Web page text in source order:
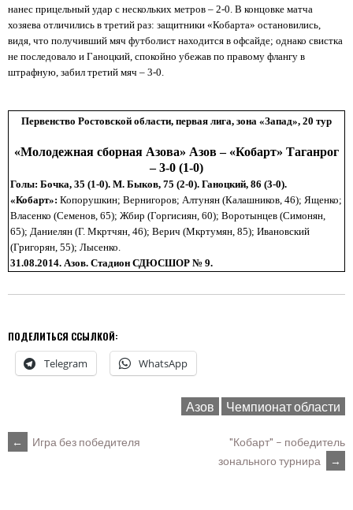
нанес прицельный удар с нескольких метров – 2-0. В концовке матча
хозяева отличились в третий раз: защитники «Кобарта» остановились,
видя, что получивший мяч футболист находится в офсайде; однако свистка
не последовало и Ганоцкий, спокойно убежав по правому флангу в
штрафную, забил третий мяч – 3-0.
Первенство Ростовской области, первая лига, зона «Запад», 20 тур
«Молодежная сборная Азова» Азов – «Кобарт» Таганрог
– 3-0 (1-0)
Голы: Бочка, 35 (1-0). М. Быков, 75 (2-0). Ганоцкий, 86 (3-0).
«Кобарт»: Копорушкин; Вернигоров; Алтунян (Калашников, 46); Ященко;
Власенко (Семенов, 65); Жбир (Горгисиян, 60); Воротынцев (Симонян,
65); Даниелян (Г. Мкртчян, 46); Верич (Мкртумян, 85); Ивановский
(Григорян, 55); Лысенко.
31.08.2014. Азов. Стадион СДЮСШОР № 9.
ПОДЕЛИТЬСЯ ССЫЛКОЙ:
Telegram WhatsApp
Азов Чемпионат области
POST
← Игра без победителя
"Кобарт" – победитель
зонального турнира
→